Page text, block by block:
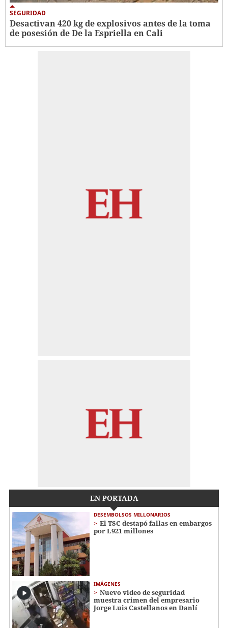
SEGURIDAD
Desactivan 420 kg de explosivos antes de la toma
de posesión de De la Espriella en Cali
EN PORTADA
DESEMBOLSOS MILLONARIOS
El TSC destapó fallas en embargos
por L921 millones
IMÁGENES
Nuevo video de seguridad
muestra crimen del empresario
Jorge Luis Castellanos en Danlí